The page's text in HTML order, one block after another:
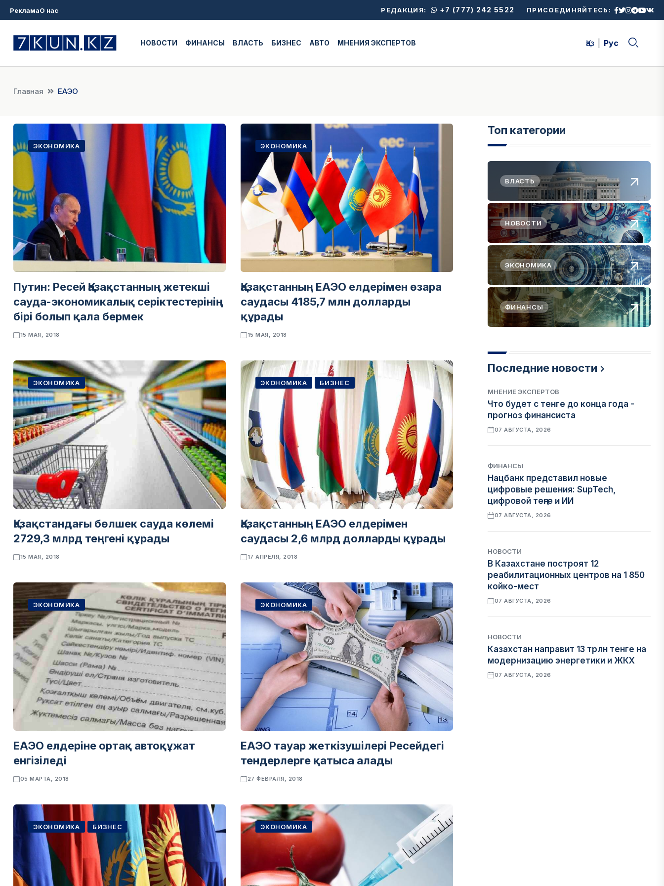
РекламаО нас РЕДАКЦИЯ: +7 (777) 242 5522 ПРИСОЕДИНЯЙТЕСЬ:
НОВОСТИ ФИНАНСЫ ВЛАСТЬ БИЗНЕС АВТО МНЕНИЯ ЭКСПЕРТОВ Қаз Рус
Главная ЕАЭО
ЭКОНОМИКА
Путин: Ресей Қазақстанның жетекші
сауда-экономикалық серіктестерінің
бірі болып қала бермек
15 МАЯ, 2018
ЭКОНОМИКА
Қазақстанның ЕАЭО елдерімен өзара
саудасы 4185,7 млн долларды
құрады
15 МАЯ, 2018
ЭКОНОМИКА
Қазақстандағы бөлшек сауда көлемі
2729,3 млрд теңгені құрады
15 МАЯ, 2018
ЭКОНОМИКА БИЗНЕС
Қазақстанның ЕАЭО елдерімен
саудасы 2,6 млрд долларды құрады
17 АПРЕЛЯ, 2018
ЭКОНОМИКА
ЕАЭО елдеріне ортақ автоқұжат
енгізіледі
05 МАРТА, 2018
ЭКОНОМИКА
ЕАЭО тауар жеткізушілері Ресейдегі
тендерлерге қатыса алады
27 ФЕВРАЛЯ, 2018
ЭКОНОМИКА БИЗНЕС ЭКОНОМИКА
Топ категории
ВЛАСТЬ
НОВОСТИ
ЭКОНОМИКА
ФИНАНСЫ
Последние новости
МНЕНИЕ ЭКСПЕРТОВ
Что будет с тенге до конца года -
прогноз финансиста
07 АВГУСТА, 2026
ФИНАНСЫ
Нацбанк представил новые
цифровые решения: SupTech,
цифровой теңге и ИИ
07 АВГУСТА, 2026
НОВОСТИ
В Казахстане построят 12
реабилитационных центров на 1 850
койко-мест
07 АВГУСТА, 2026
НОВОСТИ
Казахстан направит 13 трлн тенге на
модернизацию энергетики и ЖКХ
07 АВГУСТА, 2026